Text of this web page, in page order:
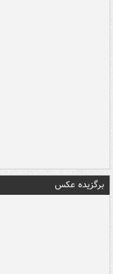
برگزیده عکس